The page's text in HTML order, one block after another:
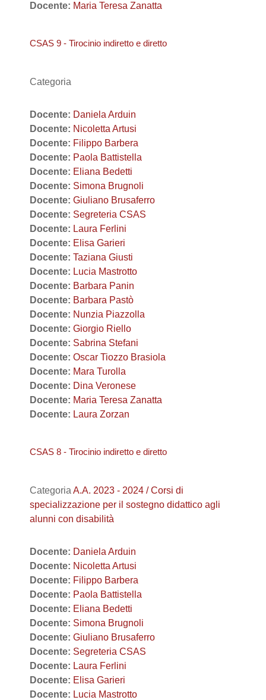
Docente: Maria Teresa Zanatta
CSAS 9 - Tirocinio indiretto e diretto
Categoria
Docente: Daniela Arduin
Docente: Nicoletta Artusi
Docente: Filippo Barbera
Docente: Paola Battistella
Docente: Eliana Bedetti
Docente: Simona Brugnoli
Docente: Giuliano Brusaferro
Docente: Segreteria CSAS
Docente: Laura Ferlini
Docente: Elisa Garieri
Docente: Taziana Giusti
Docente: Lucia Mastrotto
Docente: Barbara Panin
Docente: Barbara Pastò
Docente: Nunzia Piazzolla
Docente: Giorgio Riello
Docente: Sabrina Stefani
Docente: Oscar Tiozzo Brasiola
Docente: Mara Turolla
Docente: Dina Veronese
Docente: Maria Teresa Zanatta
Docente: Laura Zorzan
CSAS 8 - Tirocinio indiretto e diretto
Categoria A.A. 2023 - 2024 / Corsi di
specializzazione per il sostegno didattico agli
alunni con disabilità
Docente: Daniela Arduin
Docente: Nicoletta Artusi
Docente: Filippo Barbera
Docente: Paola Battistella
Docente: Eliana Bedetti
Docente: Simona Brugnoli
Docente: Giuliano Brusaferro
Docente: Segreteria CSAS
Docente: Laura Ferlini
Docente: Elisa Garieri
Docente: Lucia Mastrotto